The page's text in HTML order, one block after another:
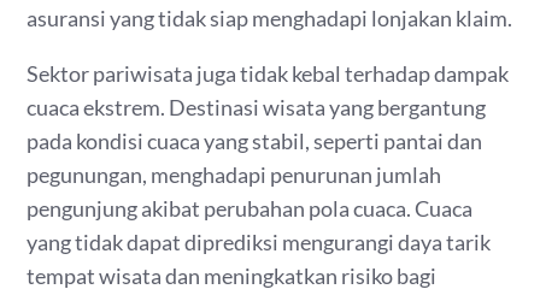
asuransi yang tidak siap menghadapi lonjakan klaim.
Sektor pariwisata juga tidak kebal terhadap dampak
cuaca ekstrem. Destinasi wisata yang bergantung
pada kondisi cuaca yang stabil, seperti pantai dan
pegunungan, menghadapi penurunan jumlah
pengunjung akibat perubahan pola cuaca. Cuaca
yang tidak dapat diprediksi mengurangi daya tarik
tempat wisata dan meningkatkan risiko bagi